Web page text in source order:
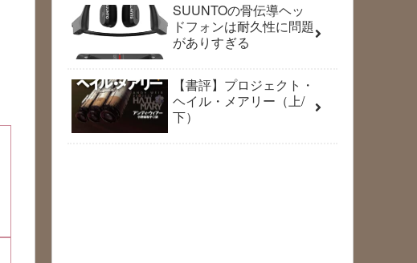
SUUNTOの骨伝導ヘッ
ドフォンは耐久性に問題
がありすぎる
【書評】プロジェクト・
ヘイル・メアリー（上/
下）